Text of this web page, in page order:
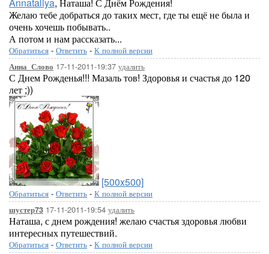
Желаю тебе добраться до таких мест, где ты ещё не была и
очень хочешь побывать..
А потом и нам рассказать...
Обратиться - Ответить - К полной версии
Анна_Слово 17-11-2011-19:37 удалить
С Днем Рожденья!!! Мазаль тов! Здоровья и счастья до 120
лет ;))
[500x500]
Обратиться - Ответить - К полной версии
шустер73 17-11-2011-19:54 удалить
Наташа, с днем рождения! желаю счастья здоровья любви
интересных путешествий.
Обратиться - Ответить - К полной версии